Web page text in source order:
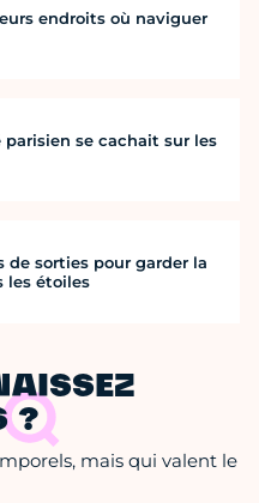
endroits où naviguer
parisien se cachait sur les
de sorties pour garder la
les étoiles
?
mais qui valent le